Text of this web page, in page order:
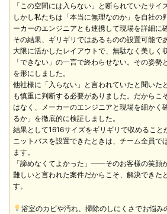
「この空間には入らない」と断られていたサイズ
しかし私たちは「本当に無理なのか」を自社の
ーカーのエンジニアとも連携して現場を詳細に
その結果、ギリギリではあるものの設置可能で
大限に活かしたレイアウトで、無駄なく美しく
「できない」の一言で終わらせない。その姿勢
を形にしました。
他社様に「入らない」と言われていたと聞いた
も慎重に判断する必要がありました。だからこ
はなく、メーカーのエンジニアと現場を細かく
るか」を徹底的に検証しました。
結果として1616サイズをギリギリで収めること
ニットバスを設置できたときは、チーム全員で
ます。
「諦めなくてよかった」——そのお客様の笑顔
難しいと言われた案件だからこそ、解決できた
す。
浴室のカビや汚れ、掃除のしにくさでお悩み